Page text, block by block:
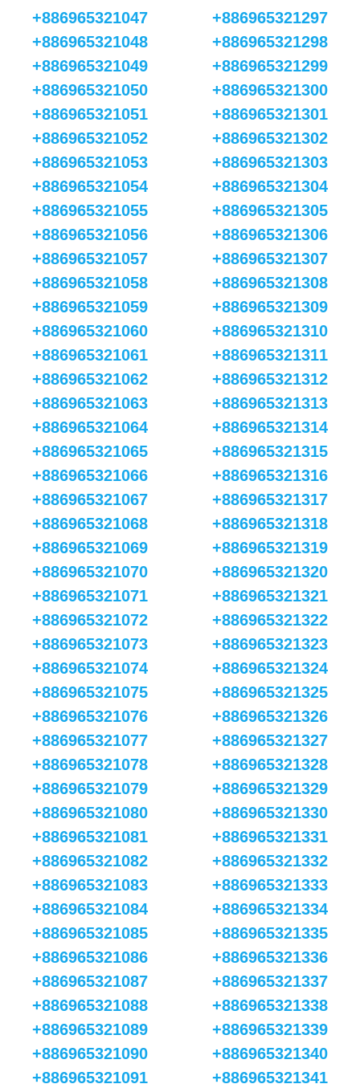
+886965321047
+886965321048
+886965321049
+886965321050
+886965321051
+886965321052
+886965321053
+886965321054
+886965321055
+886965321056
+886965321057
+886965321058
+886965321059
+886965321060
+886965321061
+886965321062
+886965321063
+886965321064
+886965321065
+886965321066
+886965321067
+886965321068
+886965321069
+886965321070
+886965321071
+886965321072
+886965321073
+886965321074
+886965321075
+886965321076
+886965321077
+886965321078
+886965321079
+886965321080
+886965321081
+886965321082
+886965321083
+886965321084
+886965321085
+886965321086
+886965321087
+886965321088
+886965321089
+886965321090
+886965321091
+886965321297
+886965321298
+886965321299
+886965321300
+886965321301
+886965321302
+886965321303
+886965321304
+886965321305
+886965321306
+886965321307
+886965321308
+886965321309
+886965321310
+886965321311
+886965321312
+886965321313
+886965321314
+886965321315
+886965321316
+886965321317
+886965321318
+886965321319
+886965321320
+886965321321
+886965321322
+886965321323
+886965321324
+886965321325
+886965321326
+886965321327
+886965321328
+886965321329
+886965321330
+886965321331
+886965321332
+886965321333
+886965321334
+886965321335
+886965321336
+886965321337
+886965321338
+886965321339
+886965321340
+886965321341